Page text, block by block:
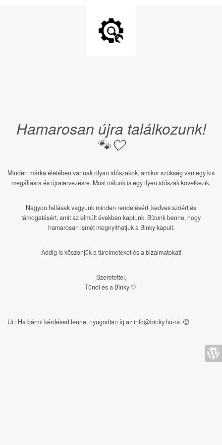
Hamarosan újra találkozunk!
🐾🤍
Minden márka életében vannak olyan időszakok, amikor szükség van egy kis
megállásra és újratervezésre. Most nálunk is egy ilyen időszak következik.
Nagyon hálásak vagyunk minden rendelésért, kedves szóért és
támogatásért, amit az elmúlt években kaptunk. Bízunk benne, hogy
hamarosan ismét megnyithatjuk a Binky kapuit.
Addig is köszönjük a türelmeteket és a bizalmatokat!
Szeretettel,
Tündi és a Binky 🤍
Ui.: Ha bármi kérdésed lenne, nyugodtan írj az info@binky.hu-ra. 😊